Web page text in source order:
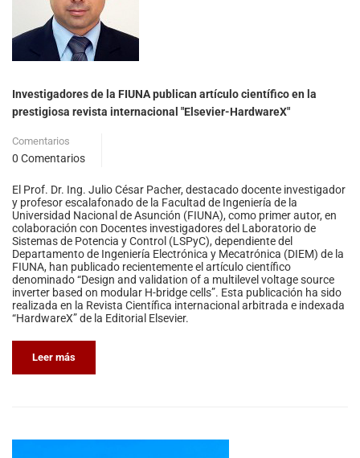
Investigadores de la FIUNA publican artículo científico en la
prestigiosa revista internacional "Elsevier-HardwareX"
Comentarios
0 Comentarios
El Prof. Dr. Ing. Julio César Pacher, destacado docente investigador
y profesor escalafonado de la Facultad de Ingeniería de la
Universidad Nacional de Asunción (FIUNA), como primer autor, en
colaboración con Docentes investigadores del Laboratorio de
Sistemas de Potencia y Control (LSPyC), dependiente del
Departamento de Ingeniería Electrónica y Mecatrónica (DIEM) de la
FIUNA, han publicado recientemente el artículo científico
denominado “Design and validation of a multilevel voltage source
inverter based on modular H-bridge cells”. Esta publicación ha sido
realizada en la Revista Científica internacional arbitrada e indexada
“HardwareX” de la Editorial Elsevier.
Leer más